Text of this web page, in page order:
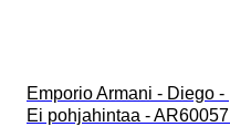
Emporio Armani - Diego -
Ei pohjahintaa - AR60057